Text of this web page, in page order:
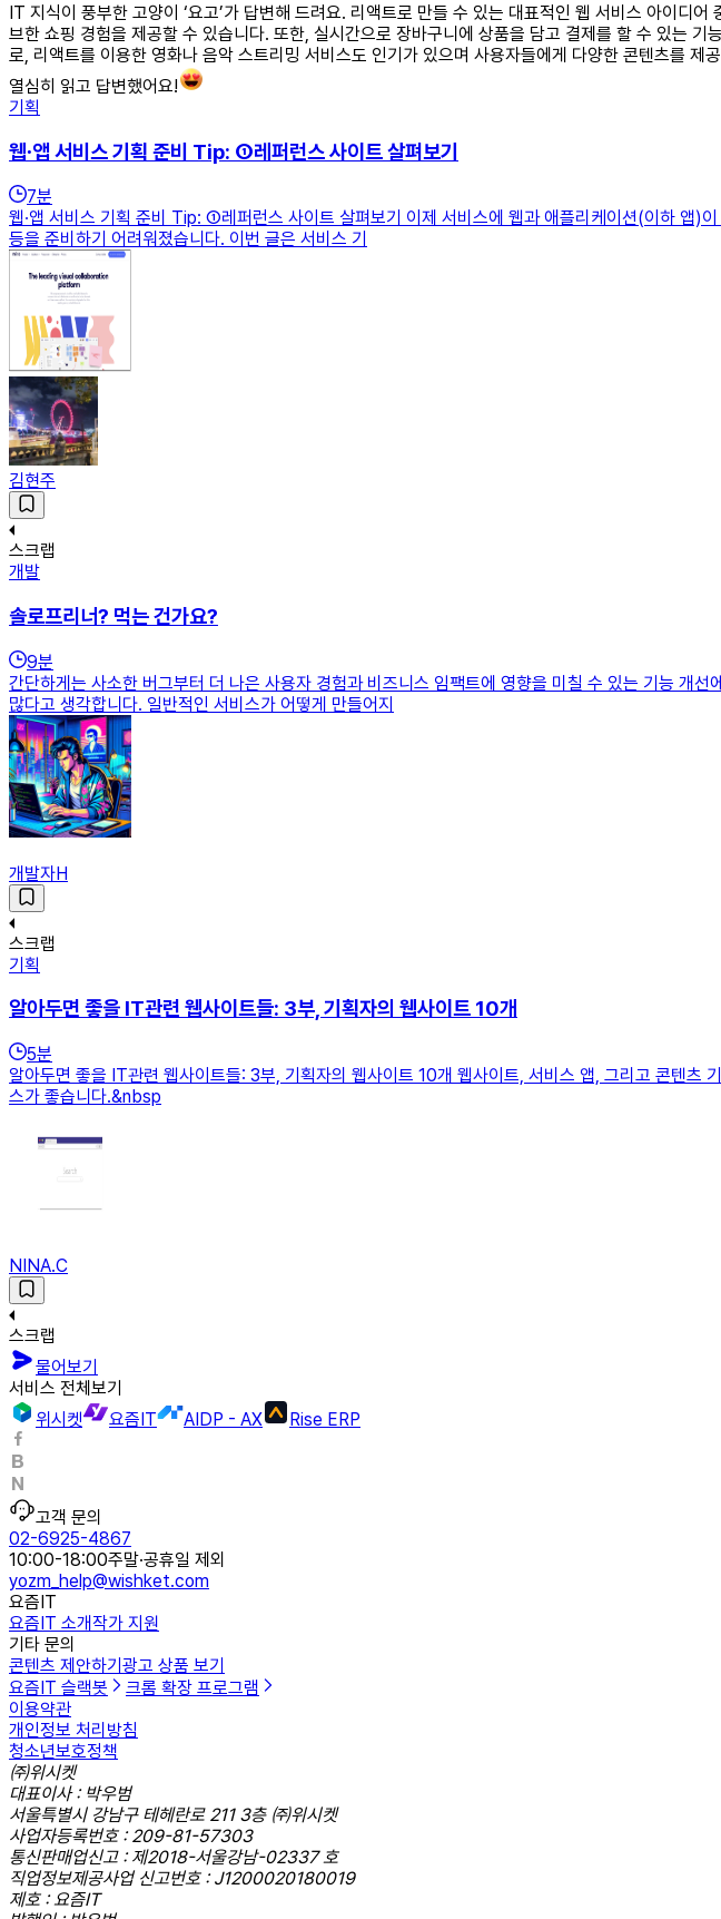
IT 지식이 풍부한 고양이 ‘요고’가 답변해 드려요. 리액트로 만들 수 있는 대표적인 웹 서비스 아이디
브한 쇼핑 경험을 제공할 수 있습니다. 또한, 실시간으로 장바구니에 상품을 담고 결제를 할 수 있는
로, 리액트를 이용한 영화나 음악 스트리밍 서비스도 인기가 있으며 사용자들에게 다양한 콘텐츠를 제
열심히 읽고 답변했어요!
기획
웹∙앱 서비스 기획 준비 Tip: ①레퍼런스 사이트 살펴보기
7분
웹∙앱 서비스 기획 준비 Tip: ①레퍼런스 사이트 살펴보기 이제 서비스에 웹과 애플리케이션(이하 앱)
등을 준비하기 어려워졌습니다. 이번 글은 서비스 기
김현주
스크랩
개발
솔로프리너? 먹는 건가요?
9분
간단하게는 사소한 버그부터 더 나은 사용자 경험과 비즈니스 임팩트에 영향을 미칠 수 있는 기능 개
많다고 생각합니다. 일반적인 서비스가 어떻게 만들어지
개발자H
스크랩
기획
알아두면 좋을 IT관련 웹사이트들: 3부, 기획자의 웹사이트 10개
5분
알아두면 좋을 IT관련 웹사이트들: 3부, 기획자의 웹사이트 10개 웹사이트, 서비스 앱, 그리고 콘텐츠
스가 좋습니다.&nbsp
NINA.C
스크랩
물어보기
서비스 전체보기
위시켓
요즘IT AIDP - AX Rise ERP
고객 문의
02-6925-4867
10:00-18:00주말·공휴일 제외
yozm_help@wishket.com
요즘IT
요즘IT 소개작가 지원
기타 문의
콘텐츠 제안하기 광고 상품 보기
요즘IT 슬랙봇
크롬 확장 프로그램
이용약관
개인정보 처리방침
청소년보호정책
㈜위시켓
대표이사 : 박우범
서울특별시 강남구 테헤란로 211 3층 ㈜위시켓
사업자등록번호 : 209-81-57303
통신판매업신고 : 제2018-서울강남-02337 호
직업정보제공사업 신고번호 : J1200020180019
제호 : 요즘IT